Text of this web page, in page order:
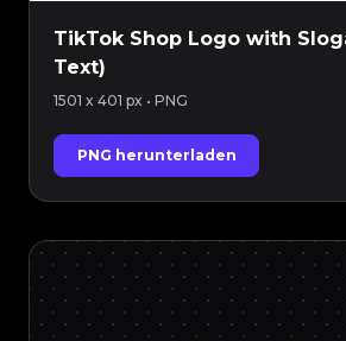
TikTok Shop Logo with
Text)
1501 x 401 px • PNG
PNG herunterladen